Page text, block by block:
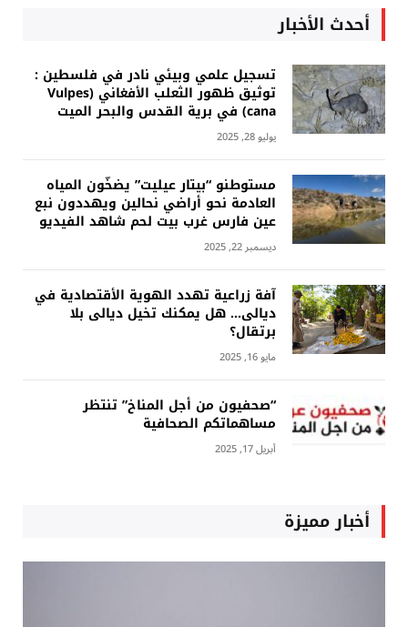
أحدث الأخبار
تسجيل علمي وبيئي نادر في فلسطين :
توثيق ظهور الثعلب الأفغاني (Vulpes
cana) في برية القدس والبحر الميت
يوليو 28, 2025
مستوطنو “بيتار عيليت” يضخّون المياه
العادمة نحو أراضي نحالين ويهددون نبع
عين فارس غرب بيت لحم شاهد الفيديو
ديسمبر 22, 2025
آفة زراعية تهدد الهوية الأقتصادية في
ديالى… هل يمكنك تخيل ديالى بلا
برتقال؟
مايو 16, 2025
“صحفيون من أجل المناخ” تنتظر
مساهماتكم الصحافية
أبريل 17, 2025
أخبار مميزة